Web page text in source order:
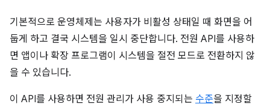
기본적으로 운영체제는 사용자가 비활성 상태일 때 화면을 어
둡게 하고 결국 시스템을 일시 중단합니다. 전원 API를 사용하
면 앱이나 확장 프로그램이 시스템을 절전 모드로 전환하지 않
을 수 있습니다.
이 API를 사용하면 전원 관리가 사용 중지되는 수준을 지정할